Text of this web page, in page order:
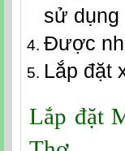
sử dụng
Được
Lắp đặt
Lắp đặt